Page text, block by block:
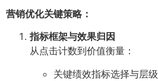
营销优化关键策略：
指标框架与效果归因
从点击计数到价值衡量：
关键绩效指标选择与层级